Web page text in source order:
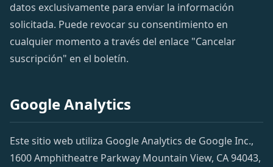
datos exclusivamente para enviar la información
solicitada. Puede revocar su consentimiento en
cualquier momento a través del enlace "Cancelar
suscripción" en el boletín.
Google Analytics
Este sitio web utiliza Google Analytics de Google Inc.,
1600 Amphitheatre Parkway Mountain View, CA 94043,